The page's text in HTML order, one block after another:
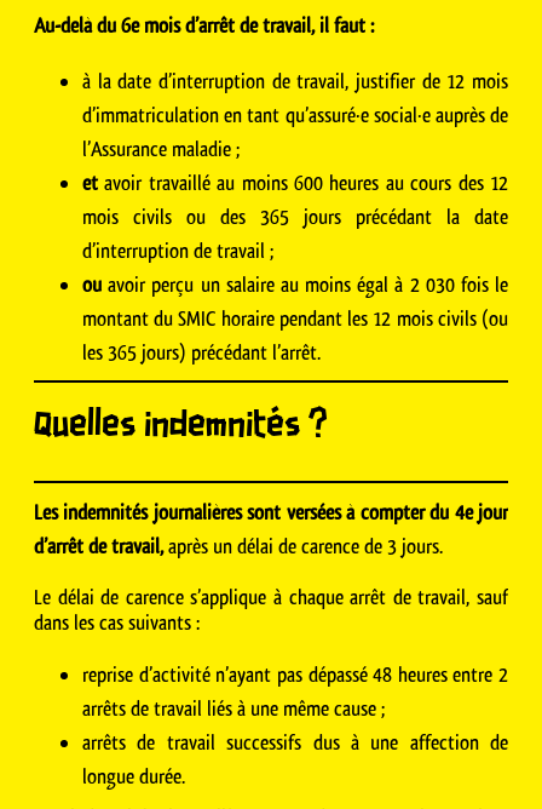
Au-delà du 6e mois d’arrêt de travail, il faut :
à la date d’interruption de travail, justifier de 12 mois
d’immatriculation en tant qu’assuré·e social·e auprès de
l’Assurance maladie ;
et avoir travaillé au moins 600 heures au cours des 12
mois civils ou des 365 jours précédant la date
d’interruption de travail ;
ou avoir perçu un salaire au moins égal à 2 030 fois le
montant du SMIC horaire pendant les 12 mois civils (ou
les 365 jours) précédant l’arrêt.
Quelles indemnités ?
Les indemnités journalières sont versées à compter du 4e jour
d’arrêt de travail,après un délai de carence de 3 jours.
Le délai de carence s’applique à chaque arrêt de travail, sauf
dans les cas suivants :
reprise d’activité n’ayant pas dépassé 48 heures entre 2
arrêts de travail liés à une même cause ;
arrêts de travail successifs dus à une affection de
longue durée.